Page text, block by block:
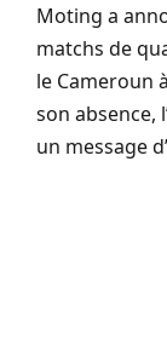
Moting a
matchs de
le Cameroun
son absence,
un message